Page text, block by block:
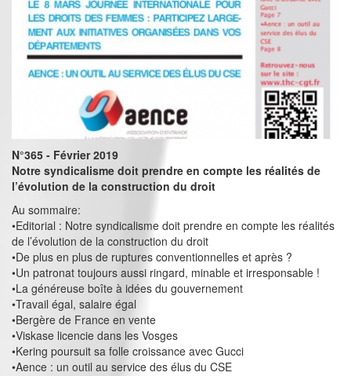
N°365 - Février 2019
Notre syndicalisme doit prendre en compte les réalités de
l’évolution de la construction du droit
Au sommaire:
•Editorial : Notre syndicalisme doit prendre en compte les réalités
de l’évolution de la construction du droit
•De plus en plus de ruptures conventionnelles et après ?
•Un patronat toujours aussi ringard, minable et irresponsable !
•La généreuse boîte à idées du gouvernement
•Travail égal, salaire égal
•Bergère de France en vente
•Viskase licencie dans les Vosges
•Kering poursuit sa folle croissance avec Gucci
•Aence : un outil au service des élus du CSE